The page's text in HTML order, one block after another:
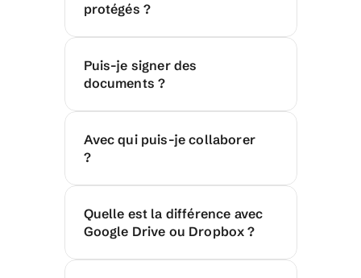
protégés ?
Puis-je signer des
documents ?
Avec qui puis-je collaborer
?
Quelle est la différence avec
Google Drive ou Dropbox ?